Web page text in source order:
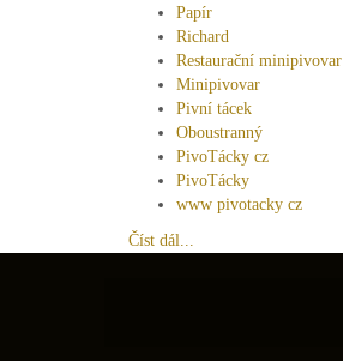
Papír
Richard
Restaurační minipivovar
Minipivovar
Pivní tácek
Oboustranný
PivoTácky cz
PivoTácky
www pivotacky cz
Číst dál...